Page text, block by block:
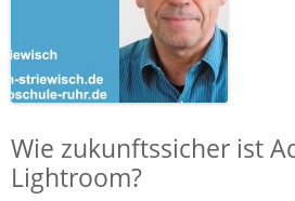
Wie zukunftssicher ist
Lightroom?